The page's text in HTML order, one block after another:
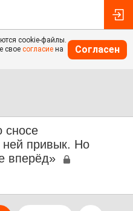
cookie-файлы.
свое согласие на
Согласен
сносе
привык. Но
вперёд»